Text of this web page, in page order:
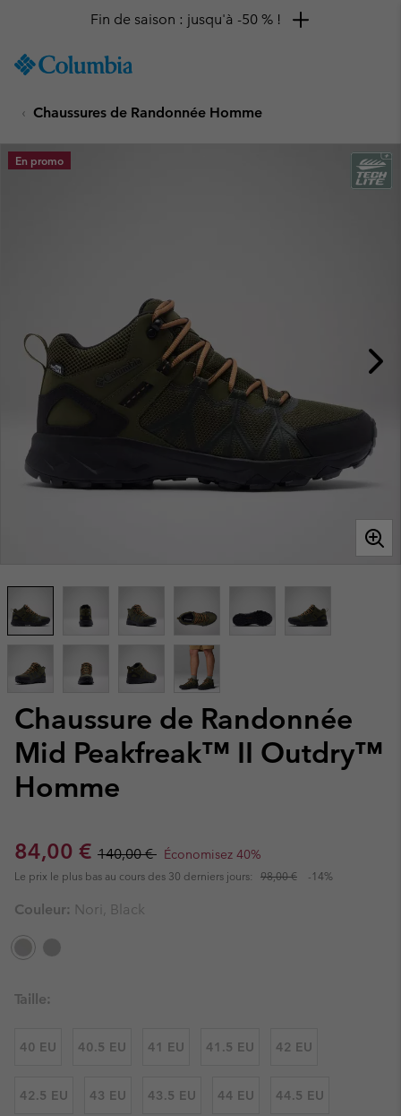
TO
SKIP
MAIN
NAV
Fin de saison : jusqu'à -50 % !
Chaussures de Randonnée Homme
Chaussure de Randonnée
Mid Peakfreak™ II Outdry™
Homme
Sale price:
84,00 € Regular price:
140,00 € Économisez 40%
Le prix le plus bas au cours des 30 derniers jours: 98,00 € -14%
En promo
Couleur: Nori, Black
Taille:
40 EU 40.5 EU 41 EU 41.5 EU 42 EU
42.5 EU 43 EU 43.5 EU 44 EU 44.5 EU